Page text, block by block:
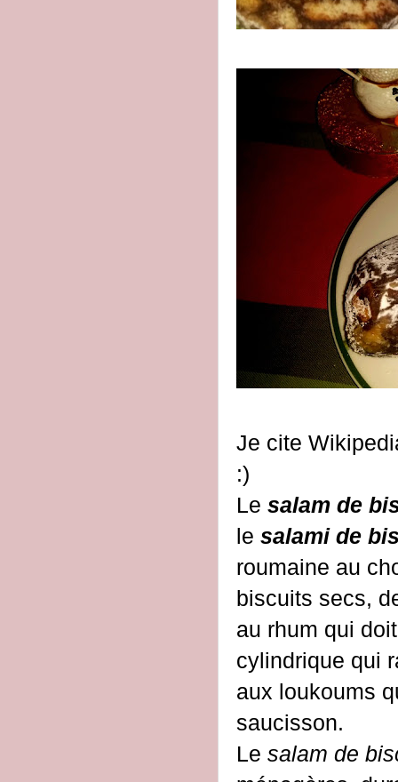
Je cite
:)
Le salam de
le salami de
roumaine au
biscuits secs,
au rhum qui
cylindrique qui
aux loukoums
saucisson.
Le salam de